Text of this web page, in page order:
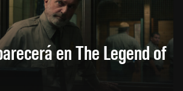
en The Legend of